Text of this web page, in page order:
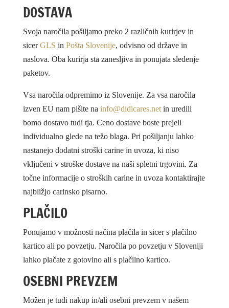
DOSTAVA
Svoja naročila pošiljamo preko 2 različnih kurirjev in
sicerGLS in Pošta Slovenije, odvisno od države in
naslova. Oba kurirja sta zanesljiva in ponujata sledenje
paketov.
Vsa naročila odpremimo iz Slovenije. Za vsa naročila
izven EU nam pišite na info@didicares.netin uredili
bomo dostavo tudi tja. Ceno dostave boste prejeli
individualno glede na težo blaga. Pri pošiljanju lahko
nastanejo dodatni stroški carine in uvoza, ki niso
vključeni v stroške dostave na naši spletni trgovini. Za
točne informacije o stroških carine in uvoza kontaktirajte
najbližjo carinsko pisarno.
PLAČILO
Ponujamo v možnosti načina plačila in sicer s plačilno
kartico ali po povzetju. Naročila po povzetju v Sloveniji
lahko plačate z gotovino ali s plačilno kartico.
OSEBNI PREVZEM
Možen je tudi nakup in/ali osebni prevzem v našem